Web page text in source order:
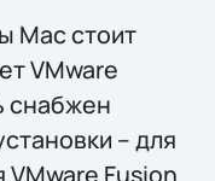
Mac стоит
VMware
снабжен
– для